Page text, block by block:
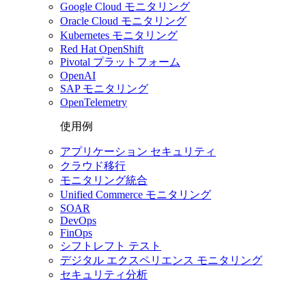
Google Cloud モニタリング
Oracle Cloud モニタリング
Kubernetes モニタリング
Red Hat OpenShift
Pivotal プラットフォーム
OpenAI
SAP モニタリング
OpenTelemetry
使用例
アプリケーション セキュリティ
クラウド移行
モニタリング統合
Unified Commerce モニタリング
SOAR
DevOps
FinOps
シフトレフト テスト
デジタル エクスペリエンス モニタリング
セキュリティ分析